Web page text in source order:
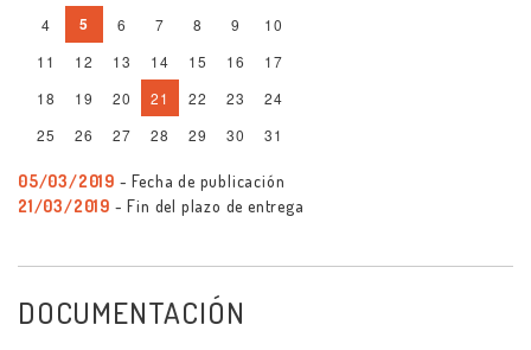
4
5 6 7 8 9
10
11
12 13 14 15 16
17
18
19 20 21 22 23
24
25
26 27 28 29 30 31
05/03/2019 - Fecha de publicación
21/03/2019 - Fin del plazo de entrega
DOCUMENTACIÓN